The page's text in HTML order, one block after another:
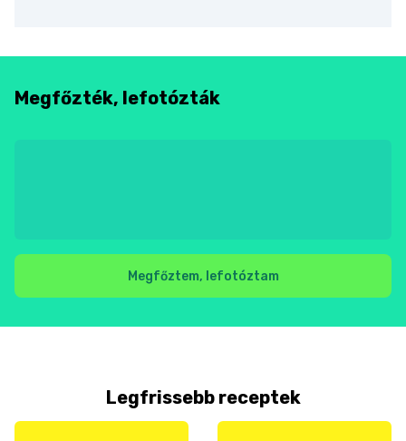
Megfőzték, lefotózták
Megfőztem, lefotóztam
Legfrissebb receptek